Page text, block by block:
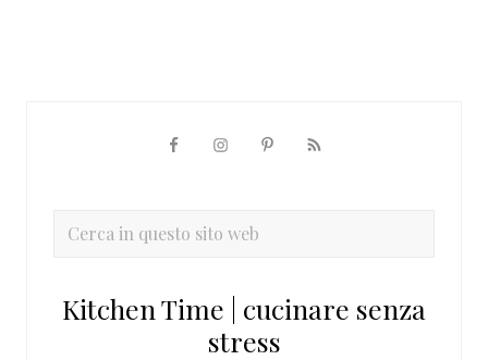
primaria
Cerca
sito
Kitchen Time | cucinare senza
stress